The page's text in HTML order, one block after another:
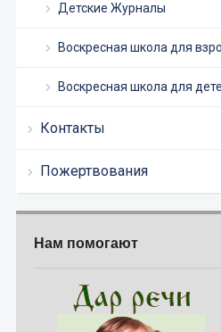
Детские Журналы
Воскресная школа для
Воскресная школа для
Контакты
Пожертвования
Нам помогают